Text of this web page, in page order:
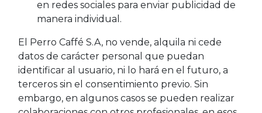
en redes sociales para enviar publicidad de
manera individual.
El Perro Caffé S.A, no vende, alquila ni cede
datos de carácter personal que puedan
identificar al usuario, ni lo hará en el futuro, a
terceros sin el consentimiento previo. Sin
embargo, en algunos casos se pueden realizar